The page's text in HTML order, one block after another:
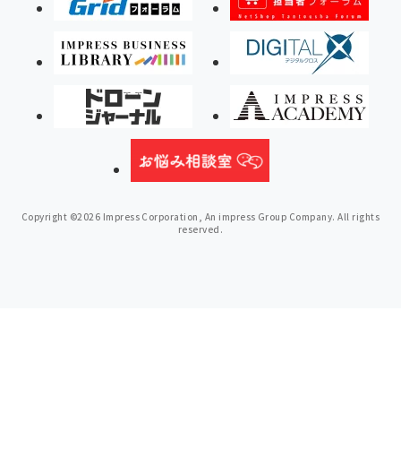
Copyright ©2026 Impress Corporation, An impress Group Company. All rights
reserved.